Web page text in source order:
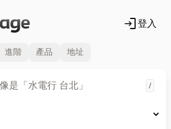
login登入
進階 產品 地址
/